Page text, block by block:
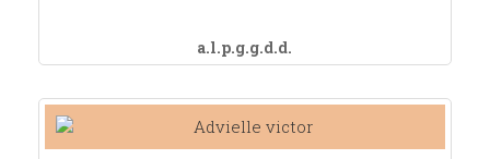
a.l.p.g.g.d.d.